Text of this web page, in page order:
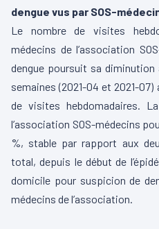
dengue vus par SOS-
Le nombre de visites
médecins de l’association
dengue poursuit sa diminution
semaines (2021-04 et 2021-
de visites hebdomadaires.
l’association SOS-médecins
%, stable par rapport aux
total, depuis le début de
domicile pour suspicion de
médecins de l’association.